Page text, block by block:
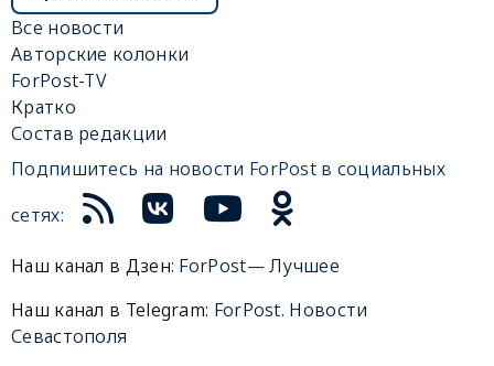
Все новости
Авторские колонки
ForPost-TV
Кратко
Состав редакции
Подпишитесь на новости ForPost в социальных
сетях:
Наш канал в Дзен: ForPost— Лучшее
Наш канал в Telegram: ForPost. Новости
Севастополя